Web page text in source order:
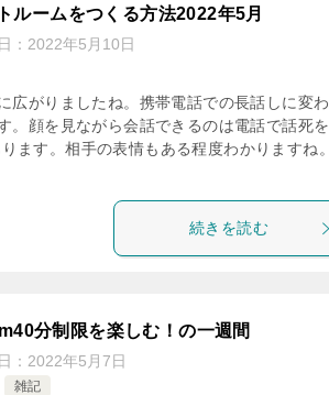
ルームをつくる方法2022年5月
： 2022年5月10日
広がりましたね。携帯電話での長話しに変わ
。顔を見ながら会話できるのは電話で話死を
ます。相手の表情もある程度わかりますね。
続きを読む
分制限を楽しむ！の一週間
： 2022年5月7日
雑記